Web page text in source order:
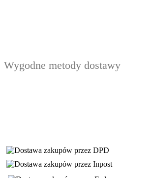
Wygodne metody dostawy